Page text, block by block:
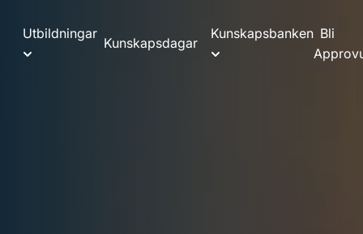
Utbildningar
Kunskapsdagar
Kunskapsbanken Bli